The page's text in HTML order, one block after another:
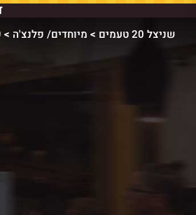
שניצל 20 טעמים > מיוחדים/ פלנצ'ה >